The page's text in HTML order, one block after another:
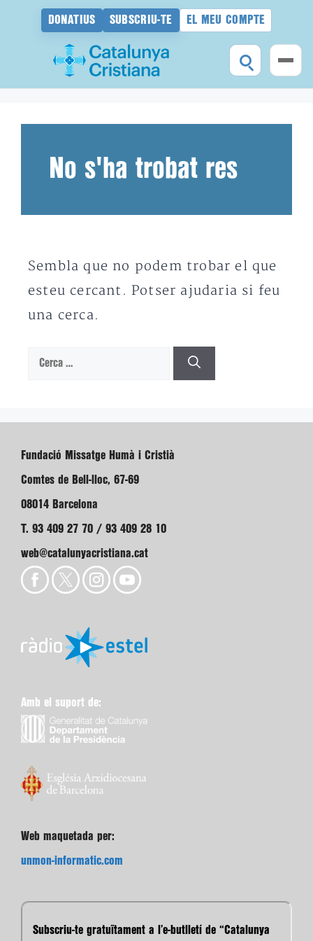
DONATIUS SUBSCRIU-TE EL MEU COMPTE
No s'ha trobat res
Sembla que no podem trobar el que
esteu cercant. Potser ajudaria si feu
una cerca.
Cerca:
Fundació Missatge Humà i Cristià
Comtes de Bell-lloc, 67-69
08014 Barcelona
T. 93 409 27 70 / 93 409 28 10
web@catalunyacristiana.cat
Amb el suport de:
Web maquetada per:
unmon-informatic.com
Subscriu-te gratuïtament a l’e-butlletí de “Catalunya